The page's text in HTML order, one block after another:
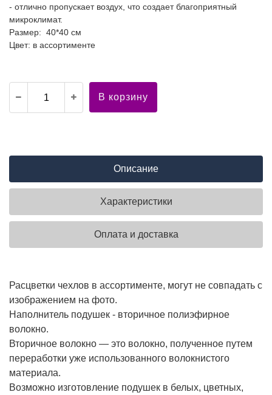
- отлично пропускает воздух, что создает благоприятный
микроклимат.
Размер: 40*40 см
Цвет: в ассортименте
В корзину
Описание
Характеристики
Оплата и доставка
Расцветки чехлов в ассортименте, могут не совпадать с
изображением на фото.
Наполнитель подушек - вторичное полиэфирное
волокно.
Вторичное волокно — это волокно, полученное путем
переработки уже использованного волокнистого
материала.
Возможно изготовление подушек в белых, цветных,